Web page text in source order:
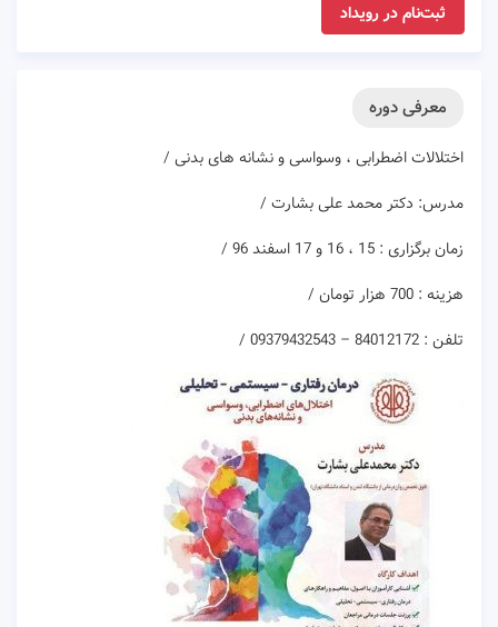
ثبت‌نام در رویداد
معرفی دوره
اختلالات اضطرابی ، وسواسی و نشانه های بدنی /
مدرس: دکتر محمد علی بشارت /
زمان برگزاری : 15 ، 16 و 17 اسفند 96 /
هزینه : 700 هزار تومان /
تلفن : 84012172 – 09379432543 /